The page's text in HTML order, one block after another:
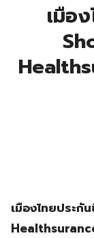
เมือ
เมืองไทยประกั